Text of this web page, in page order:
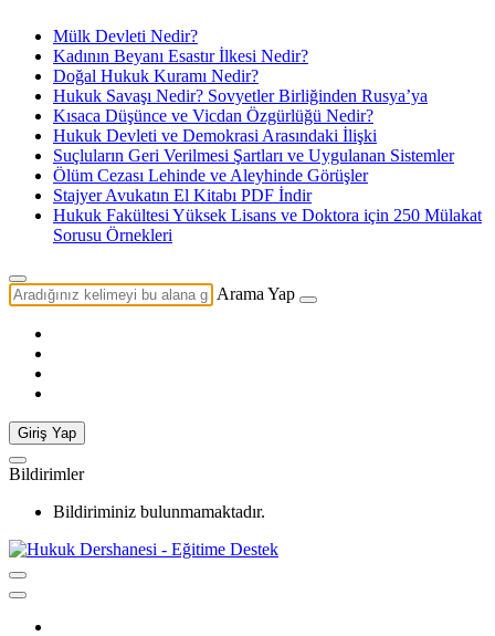
Mülk Devleti Nedir?
Kadının Beyanı Esastır İlkesi Nedir?
Doğal Hukuk Kuramı Nedir?
Hukuk Savaşı Nedir? Sovyetler Birliğinden Rusya’ya
Kısaca Düşünce ve Vicdan Özgürlüğü Nedir?
Hukuk Devleti ve Demokrasi Arasındaki İlişki
Suçluların Geri Verilmesi Şartları ve Uygulanan Sistemler
Ölüm Cezası Lehinde ve Aleyhinde Görüşler
Stajyer Avukatın El Kitabı PDF İndir
Hukuk Fakültesi Yüksek Lisans ve Doktora için 250 Mülakat
Sorusu Örnekleri
Arama Yap
Giriş Yap
Bildirimler
Bildiriminiz bulunmamaktadır.